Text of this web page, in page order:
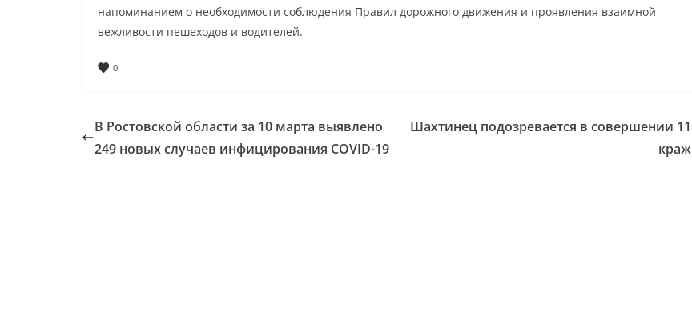
напоминанием о необходимости соблюдения Правил дорожного движения и проявления взаимной
вежливости пешеходов и водителей.
0
В Ростовской области за 10 марта выявлено
249 новых случаев инфицирования COVID-19
Шахтинец подозревается в совершении 11
краж